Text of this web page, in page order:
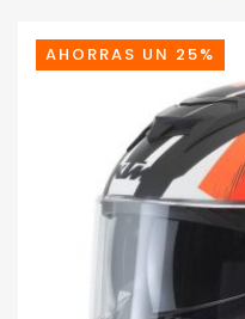
AHORRAS UN 25%